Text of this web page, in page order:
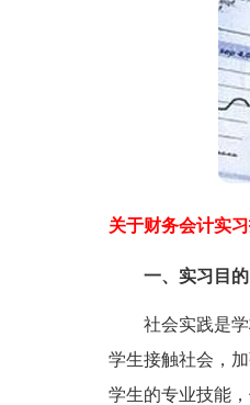
关于财务会计实
一、实习目的
社会实践是学校
学生接触社会，
学生的专业技能